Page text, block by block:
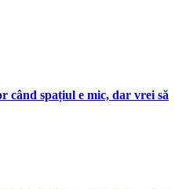
când spațiul e mic, dar vrei să